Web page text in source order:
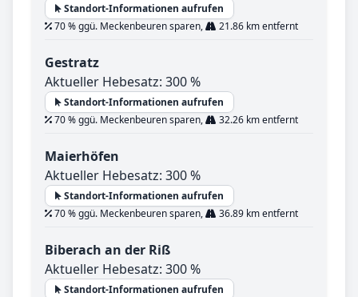
Standort-Informationen aufrufen
70 % ggü. Meckenbeuren sparen,
21.86 km entfernt
Gestratz
Aktueller Hebesatz: 300 %
Standort-Informationen aufrufen
70 % ggü. Meckenbeuren sparen,
32.26 km entfernt
Maierhöfen
Aktueller Hebesatz: 300 %
Standort-Informationen aufrufen
70 % ggü. Meckenbeuren sparen,
36.89 km entfernt
Biberach an der Riß
Aktueller Hebesatz: 300 %
Standort-Informationen aufrufen